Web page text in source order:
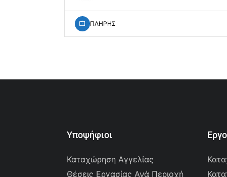
ΠΛΗΡΗΣ
Υποψήφιοι
Καταχώρηση Αγγελίας
Θέσεις Εργασίας Ανά Περιοχή